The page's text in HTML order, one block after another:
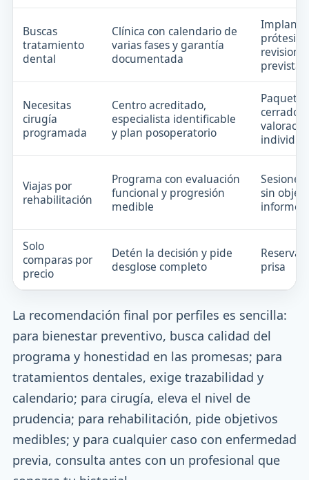
Buscas
tratamiento
dental
Clínica con calendario de
varias fases y garantía
documentada
prótesis
previstas
Necesitas
cirugía
programada
Centro acreditado,
especialista identificable
y plan posoperatorio
Paquetes
cerrados
Viajas por
rehabilitación
Programa con evaluación
funcional y progresión
medible
sin
informe
Solo
comparas por
precio
Detén la decisión y pide
desglose completo
Reservar
prisa
La recomendación final por perfiles es sencilla:
para bienestar preventivo, busca calidad del
programa y honestidad en las promesas; para
tratamientos dentales, exige trazabilidad y
calendario; para cirugía, eleva el nivel de
prudencia; para rehabilitación, pide objetivos
medibles; y para cualquier caso con enfermedad
previa, consulta antes con un profesional que